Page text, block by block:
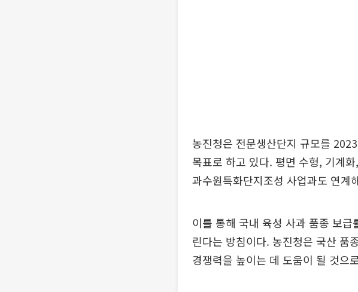
농진청은 전문생산단지 규모를
목표로 하고 있다. 평면 수형, 기계
과수원특화단지조성 사업과도 연계
이를 통해 국내 육성 사과 품종 보
린다는 방침이다. 농진청은 국산 품
경쟁력을 높이는 데 도움이 될 것으